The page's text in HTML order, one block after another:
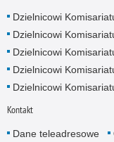
Dzielnicowi
Dzielnicowi
Dzielnicowi
Dzielnicowi
Dzielnicowi
Kontakt
Dane teleadresowe